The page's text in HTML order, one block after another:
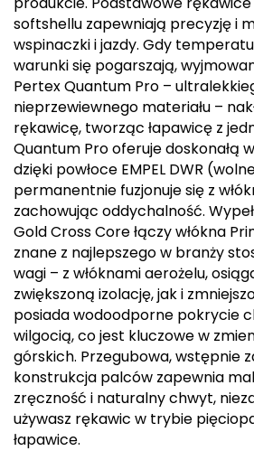
Deuter
Dolomite
E
EISBAR
ENERO
ENERO CAMP
ENERO PRO
Elmer by Swany
Extremities
F
FASHY
softshellu zapewniają precyzję i
wspinaczki i jazdy. Gdy
warunki się pogarszają,
Pertex Quantum Pro –
nieprzewiewnego materiału –
rękawicę, tworząc łapawicę z
Quantum Pro oferuje doskonałą
dzięki powłoce EMPEL DWR
permanentnie fuzjonuje się z
zachowując oddychalność.
Gold Cross Core łączy włókna
znane z najlepszego w branży
wagi – z włóknami aerożelu,
zwiększoną izolację, jak i
posiada wodoodporne pokrycie
wilgocią, co jest kluczowe w
górskich. Przegubowa, wstępnie
konstrukcja palców zapewnia
zręczność i naturalny chwyt,
używasz rękawic w trybie
łapawice.